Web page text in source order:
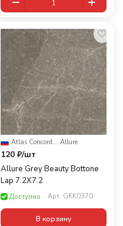
Atlas Concorde Russia ·Allure
120 ₽/шт
Allure Grey Beauty Bottone
Lap 7.2X7.2
Доступно Арт. GKK0370
В корзину